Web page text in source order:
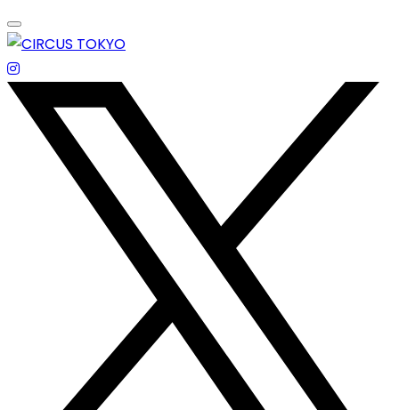
Skip
to
content
エンターテイメントスペース